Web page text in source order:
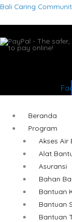
Lewati
Bali Caring
Menu
Beranda
Program
Akses Air
Alat
Asuransi
Bahan
Bantuan
Bantuan
Bantuan
Menu